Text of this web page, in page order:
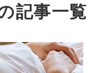
記事一覧